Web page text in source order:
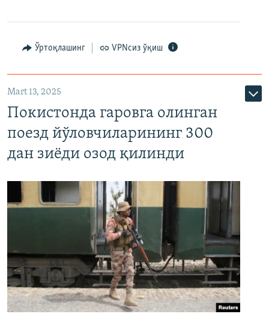
Ўртоқлашинг VPNсиз ўқиш
Mart 13, 2025
Покистонда гаровга олинган
поезд йўловчиларининг 300
дан зиёди озод қилинди